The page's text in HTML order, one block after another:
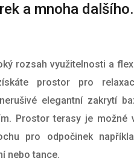
a mnoha dalšího.
rozsah využitelnosti a
prostor pro
elegantní zakrytí
Prostor terasy je možné
pro odpočinek
nebo tance.